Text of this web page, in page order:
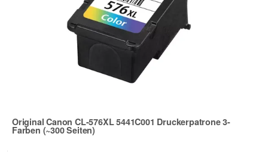
Original Canon CL-576XL 5441C001 Druckerpatrone 3-
Farben (~300 Seiten)
Zur Artikelbewertung